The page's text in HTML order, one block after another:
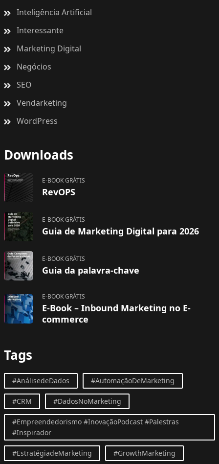
Inteligência Artificial
Interessante
Marketing Digital
Negócios
SEO
Vendarketing
WordPress
Downloads
E-BOOK GRÁTIS
RevOPS
E-BOOK GRÁTIS
Guia de Marketing Digital para 2026
E-BOOK GRÁTIS
Guia da palavra-chave
E-BOOK GRÁTIS
E-Book – Inbound Marketing no E-
commerce
Tags
#AnálisedeDados #AutomaçãoDeMarketing
#CRM #DadosNoMarketing
#Empreendedorismo #InovaçãoPodcast #Palestras
#Inspirador
#EstratégiadeMarketing #GrowthMarketing